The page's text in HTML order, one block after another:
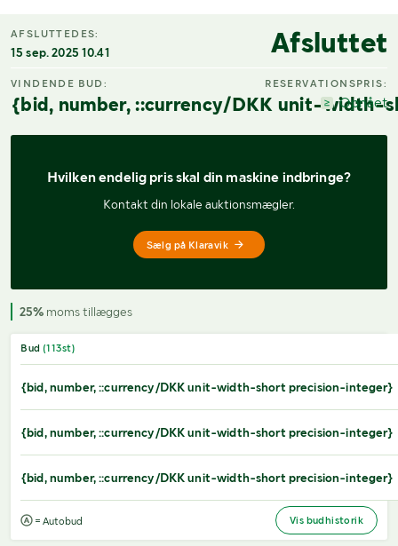
AFSLUTTEDES:
15 sep. 2025 10.41 Afsluttet
VINDENDE BUD:
{bid, number, ::currency/DKK unit-width-
RESERVATIONSPRIS:
Opnået
Hvilken endelig pris skal din maskine indbringe?
Kontakt din lokale auktionsmægler.
Sælg på Klaravik
25% moms tillægges
Bud (113st)
{bid, number, ::currency/DKK unit-width-short precision-integer}
{bid, number, ::currency/DKK unit-width-short precision-integer}
{bid, number, ::currency/DKK unit-width-short precision-integer}
= Autobud Vis budhistorik